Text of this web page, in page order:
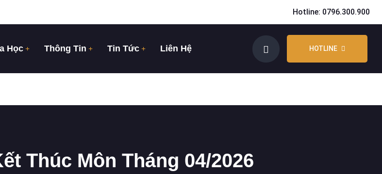
Hotline: 0796.300.900
Học Thông Tin Tin Tức Liên Hệ HOTLINE
Thúc Môn Tháng 04/2026